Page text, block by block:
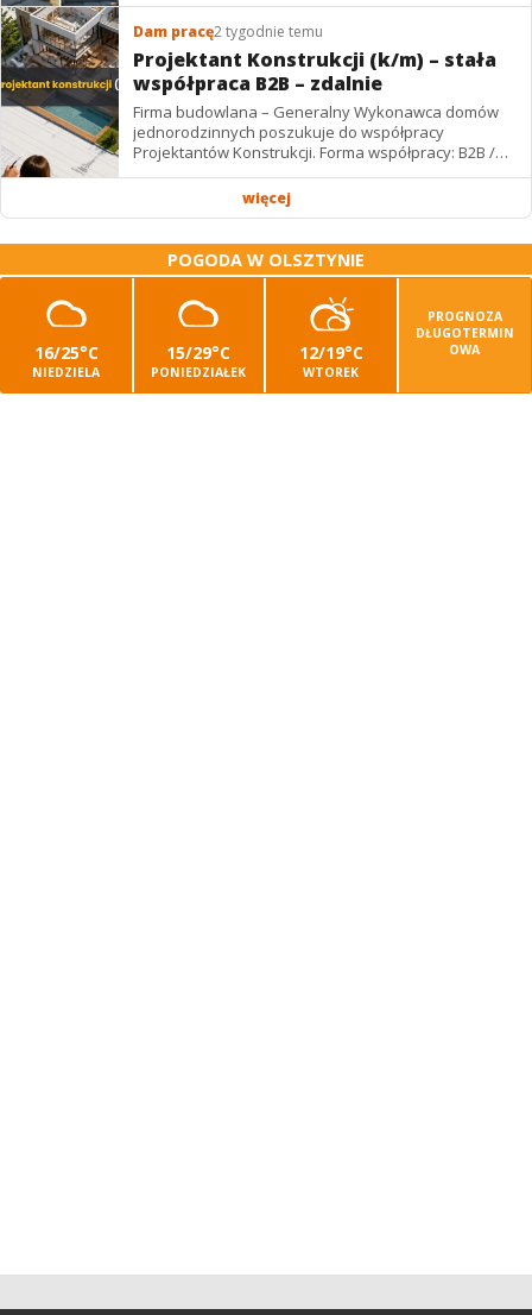
Dam pracę2 tygodnie temu
Projektant Konstrukcji (k/m) – stała
współpraca B2B – zdalnie
Firma budowlana – Generalny Wykonawca domów
jednorodzinnych poszukuje do współpracy
Projektantów Konstrukcji. Forma współpracy: B2B /
więcej
POGODA W OLSZTYNIE
16/25°C
NIEDZIELA
15/29°C
PONIEDZIAŁEK
12/19°C
WTOREK
PROGNOZA
DŁUGOTERMIN
OWA